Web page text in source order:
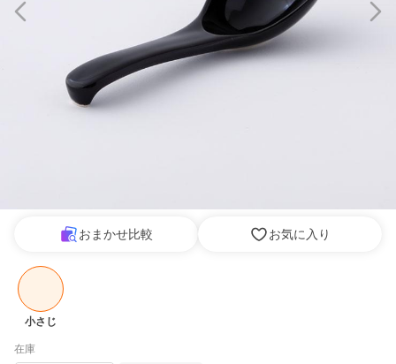
おまかせ比較 お気に入り
小さじ
在庫